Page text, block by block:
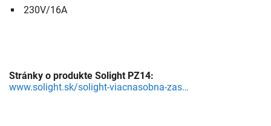
230V/16A
Stránky o produkte Solight PZ14:
www.solight.sk/solight-viacnasobna-zasuvka-4-zasuvky-vypinac-detail-39F2000201.aspx